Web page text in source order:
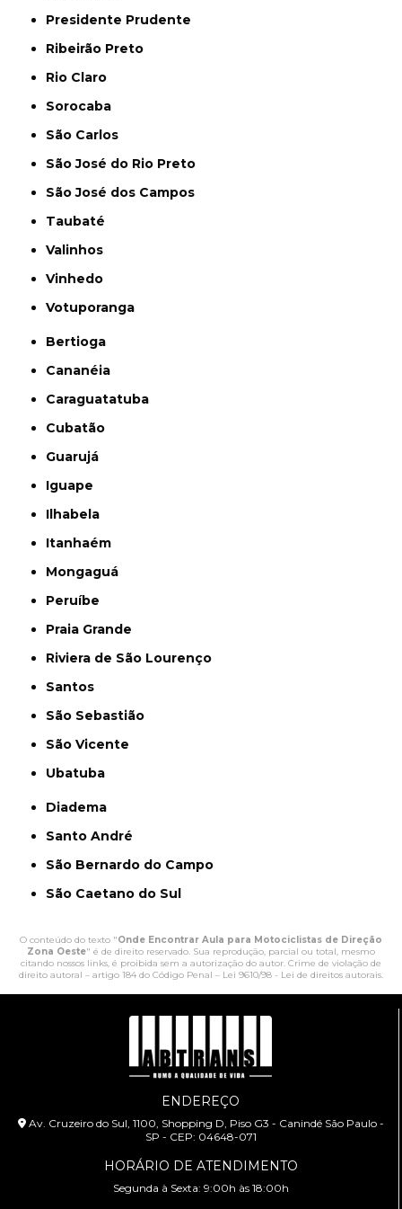
Presidente Prudente
Ribeirão Preto
Rio Claro
Sorocaba
São Carlos
São José do Rio Preto
São José dos Campos
Taubaté
Valinhos
Vinhedo
Votuporanga
Bertioga
Cananéia
Caraguatatuba
Cubatão
Guarujá
Iguape
Ilhabela
Itanhaém
Mongaguá
Peruíbe
Praia Grande
Riviera de São Lourenço
Santos
São Sebastião
São Vicente
Ubatuba
Diadema
Santo André
São Bernardo do Campo
São Caetano do Sul
O conteúdo do texto "Onde Encontrar Aula para Motociclistas de Direção
Zona Oeste" é de direito reservado. Sua reprodução, parcial ou total, mesmo
citando nossos links, é proibida sem a autorização do autor. Crime de violação de
direito autoral – artigo 184 do Código Penal – Lei 9610/98 - Lei de direitos autorais.
ENDEREÇO
Av. Cruzeiro do Sul, 1100, Shopping D, Piso G3 - Canindé São Paulo -
SP - CEP: 04648-071
HORÁRIO DE ATENDIMENTO
Segunda à Sexta: 9:00h às 18:00h